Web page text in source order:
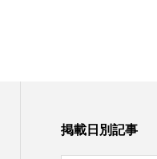
掲載日別記事